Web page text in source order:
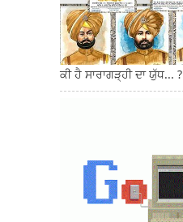
ਕੀ ਹੈ ਸਾਰਾਗੜ੍ਹੀ ਦਾ ਯੁੱਧ... ?